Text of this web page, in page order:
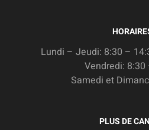
Lundi – Jeudi: 8:30 –
Vendredi: 8:30
Samedi et
PLUS DE